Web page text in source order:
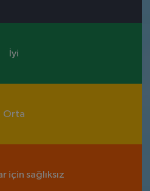
İyi
Orta
için sağlıksız